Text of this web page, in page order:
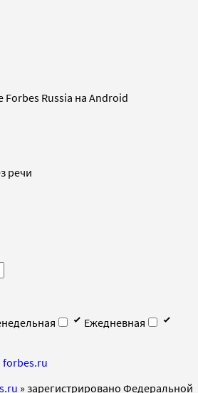
Russia на Android
речи
Ежедневная
forbes.ru
» зарегистрировано Федеральной